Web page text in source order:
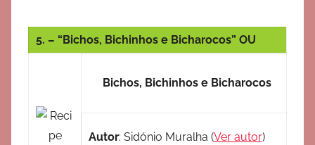
5. – “Bichos, Bichinhos e Bicharocos” OU
Bichos, Bichinhos e Bicharocos
Autor: Sidónio Muralha (Ver autor)